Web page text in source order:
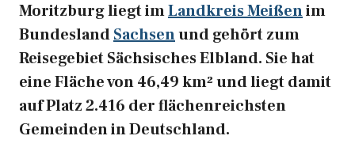
Moritzburg liegt imLandkreis Meißenim
BundeslandSachsenund gehört zum
Reisegebiet Sächsisches Elbland. Sie hat
eine Fläche von 46,49 km² und liegt damit
auf Platz 2.416 der flächenreichsten
Gemeinden in Deutschland.